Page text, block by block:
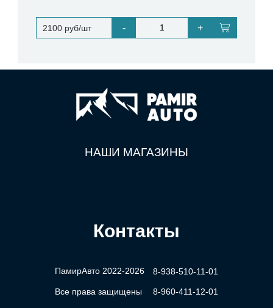
2100 руб/шт - +
НАШИ МАГАЗИНЫ
Контакты
ПамирАвто 2022-2026
Все права защищены
8-938-510-11-01
8-960-411-12-01